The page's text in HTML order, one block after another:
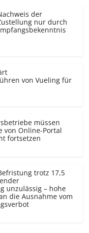
der
nur durch
von Vueling für
müssen
von Online-Portal
fortsetzen
trotz 17,5
unzulässig – hohe
die Ausnahme vom